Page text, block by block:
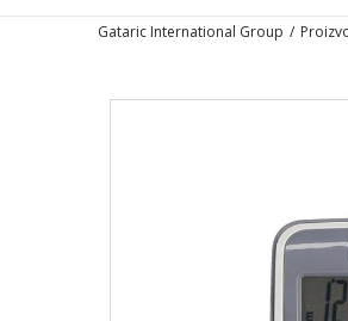
Gataric International Group